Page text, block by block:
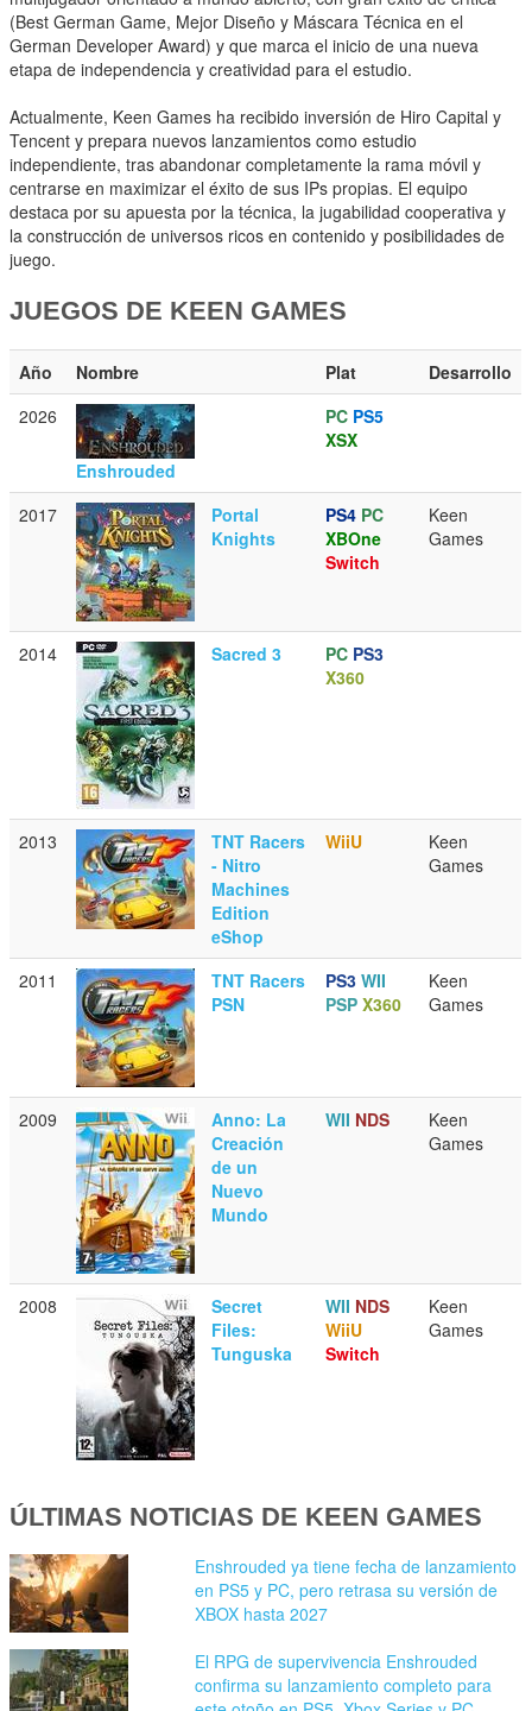
(Best German Game, Mejor Diseño y Máscara Técnica en el
German Developer Award) y que marca el inicio de una nueva
etapa de independencia y creatividad para el estudio.
Actualmente, Keen Games ha recibido inversión de Hiro Capital y
Tencent y prepara nuevos lanzamientos como estudio
independiente, tras abandonar completamente la rama móvil y
centrarse en maximizar el éxito de sus IPs propias. El equipo
destaca por su apuesta por la técnica, la jugabilidad cooperativa y
la construcción de universos ricos en contenido y posibilidades de
juego.
JUEGOS DE KEEN GAMES
Año Nombre Plat
Desarrollo
2026
Enshrouded
PC PS5
XSX
2017
Portal
Knights
PS4 PC
XBOne
Switch
Keen
Games
2014 Sacred 3 PC PS3
X360
2013
TNT Racers
- Nitro
Machines
Edition
eShop
WiiU
Keen
Games
2011
TNT Racers
PSN
PS3 WII
PSP X360
Keen
Games
2009
Anno: La
Creación
de un
Nuevo
Mundo
WII NDS
Keen
Games
2008
Secret
Files:
Tunguska
WII NDS
WiiU
Switch
Keen
Games
ÚLTIMAS NOTICIAS DE KEEN GAMES
Enshrouded ya tiene fecha de lanzamiento
en PS5 y PC, pero retrasa su versión de
XBOX hasta 2027
El RPG de supervivencia Enshrouded
confirma su lanzamiento completo para